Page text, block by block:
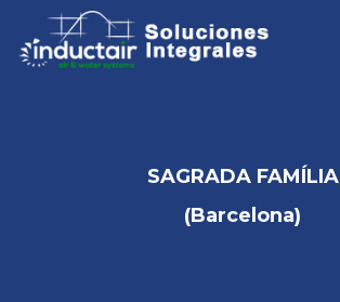
SAGRADA FAMÍLIA
(Barcelona)